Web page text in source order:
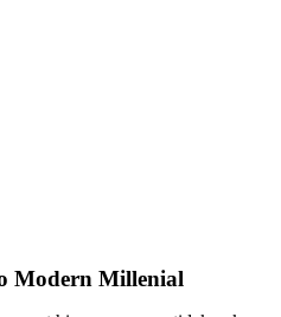
Modern Millenial